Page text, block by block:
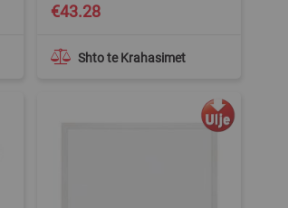
Shto te Krahasimet
€43.28